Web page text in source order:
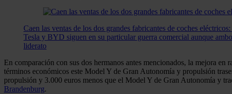
Caen las ventas de los dos grandes fabricantes de coches
Tesla y BYD siguen en su particular guerra comercial aunque
liderato
En comparación con sus dos hermanos antes mencionados, la mejora
términos económicos este Model Y de Gran Autonomía y propulsión
propulsión y 3.000 euros menos que el Model Y de Gran Autonomía y
Brandenburg.